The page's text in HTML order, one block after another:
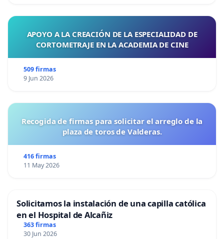
APOYO A LA CREACIÓN DE LA ESPECIALIDAD DE
CORTOMETRAJE EN LA ACADEMIA DE CINE
509 firmas
9 Jun 2026
Recogida de firmas para solicitar el arreglo de la
plaza de toros de Valderas.
416 firmas
11 May 2026
Solicitamos la instalación de una capilla católica
en el Hospital de Alcañiz
363 firmas
30 Jun 2026